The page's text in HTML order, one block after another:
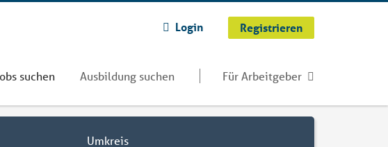
Login Registrieren
suchen Ausbildung suchen Für Arbeitgeber
Umkreis